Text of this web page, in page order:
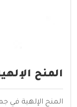
المنح
المنح الإلهية في